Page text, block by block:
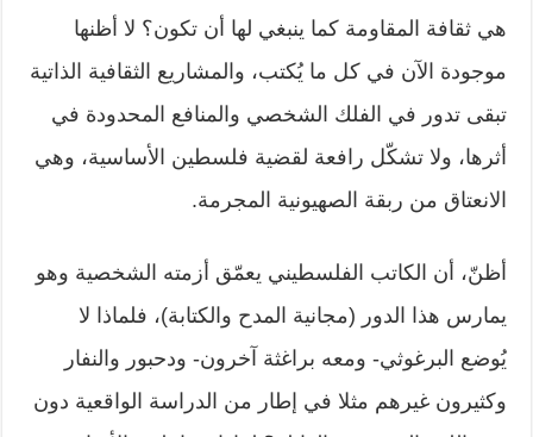
هي ثقافة المقاومة كما ينبغي لها أن تكون؟ لا أظنها
موجودة الآن في كل ما يُكتب، والمشاريع الثقافية الذاتية
تبقى تدور في الفلك الشخصي والمنافع المحدودة في
أثرها، ولا تشكّل رافعة لقضية فلسطين الأساسية، وهي
الانعتاق من ربقة الصهيونية المجرمة.
أظنّ، أن الكاتب الفلسطيني يعمّق أزمته الشخصية وهو
يمارس هذا الدور (مجانية المدح والكتابة)، فلماذا لا
يُوضع البرغوثي- ومعه براغثة آخرون- ودحبور والنفار
وكثيرون غيرهم مثلا في إطار من الدراسة الواقعية دون